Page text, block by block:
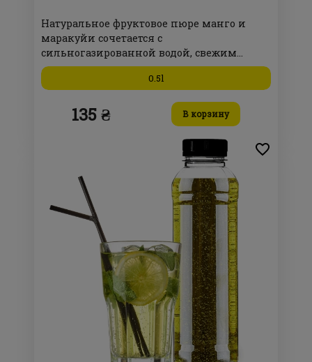
Натуральное фруктовое пюре манго и
маракуйи сочетается с
сильногазированной водой, свежим
лимоном и ароматной мятой.
0.5l
135 ₴ В корзину